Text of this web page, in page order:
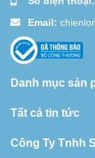
Email:
Danh mục sản
Tất cả tin tức
Công Ty Tnhh